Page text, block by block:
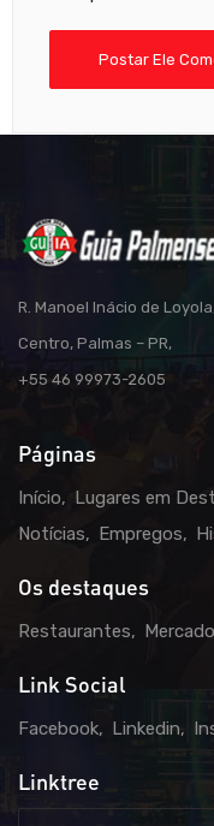
R. Manoel Inácio de
Centro, Palmas – PR,
+55 46 99973-2605
Páginas
Início Lugares em
Notícias
Empregos
Os destaques
Restaurantes
Link Social
Facebook Linkedin
Linktree